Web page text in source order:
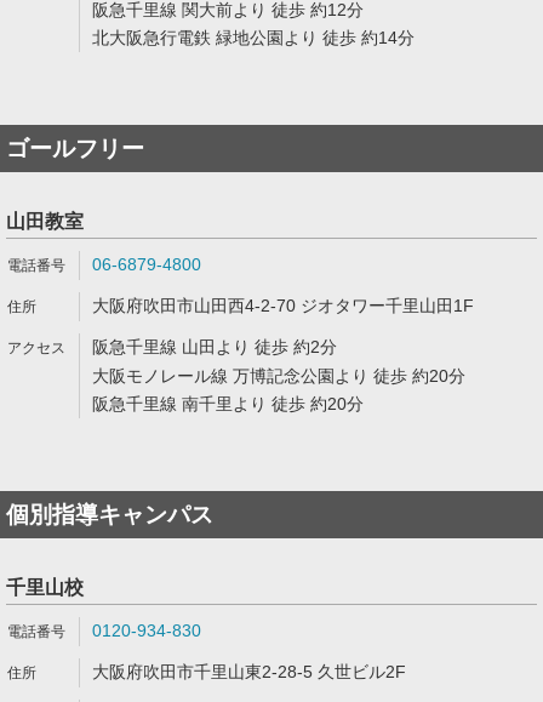
阪急千里線 関大前より 徒歩 約12分
北大阪急行電鉄 緑地公園より 徒歩 約14分
ゴールフリー
山田教室
06-6879-4800
大阪府吹田市山田西4-2-70 ジオタワー千里山田1F
阪急千里線 山田より 徒歩 約2分
大阪モノレール線 万博記念公園より 徒歩 約20分
阪急千里線 南千里より 徒歩 約20分
個別指導キャンパス
千里山校
0120-934-830
大阪府吹田市千里山東2-28-5 久世ビル2F